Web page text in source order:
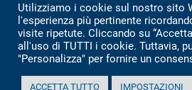
anno 2024
2.097
anno 2023
1.803
anno 2022
2.373
anno 2021
1.501
Utilizziamo i cookie sul nostro sito
l'esperienza più pertinente
visite ripetute. Cliccando su
all'uso di TUTTI i cookie. Tuttavia,
"Personalizza" per fornire un
ACCETTA TUTTO IMPOSTAZIONI